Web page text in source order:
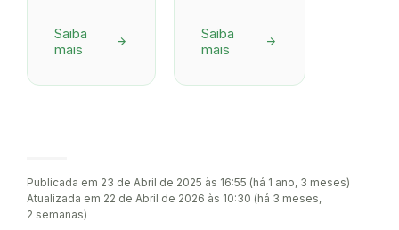
Saiba
mais
arrow_forward
Saiba
mais
arrow_forward
Publicada em 23 de Abril de 2025 às 16:55 (há 1 ano, 3 meses)
Atualizada em 22 de Abril de 2026 às 10:30 (há 3 meses,
2 semanas)